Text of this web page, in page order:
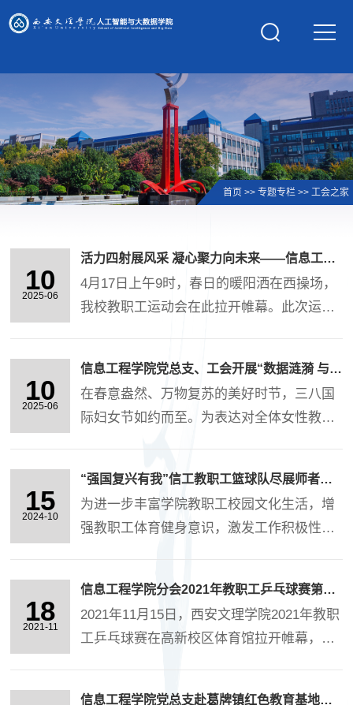
学校主页
首页 >> 专题专栏 >> 工会之家
10
2025-06
活力四射展风采 凝心聚力向未来——信息工程学院2025年教职工运动会圆满举行
4月17日上午9时，春日的暖阳洒在西操场，
我校教职工运动会在此拉开帷幕。此次运动
全校教职工踊跃参与，在赛场上挥洒汗水，
展现出团结协作、奋勇争先的精神风貌。 随
着一声哨响，8字跳大绳比赛率先开始。参赛
队员们鱼贯而入，轻盈地跳跃，动作整齐划
一。绳子在空中划出优美的弧线，与教职工
们的欢声笑语交织在一起，....
10
2025-06
信息工程学院党总支、工会开展“数据涟漪 与泥共舞”陶艺制作活动
在春意盎然、万物复苏的美好时节，三八国
际妇女节如约而至。为表达对全体女性教职
工会精心策划并举办了“数据涟漪 与泥共舞”
陶艺制作活动，为学院的女性老师们带来了
一场充满创意与欢乐的节日盛宴。 专业的陶
史、文化以及制作技巧。从陶土的选择、揉
捏，到造型的设计、塑造，再到最后的装
饰、烧制，每一个环节都讲解得细致入
15
2024-10
“强国复兴有我”信工教职工篮球队尽展师者风采
为进一步丰富学院教职工校园文化生活，增
强教职工体育健身意识，激发工作积极性和
祝中华人民共和国成立75周年“强国复兴有
我”教职工篮球比赛顺利开战。 信息工程学
院在队长王向阳书记带领下，组建了15人的
场上，信息工程学院代表队展现出了团队配
18
2021-11
信息工程学院分会2021年教职工乒乓球赛第一阶段比赛圆满结束
2021年11月15日，西安文理学院2021年教职
工乒乓球赛在高新校区体育馆拉开帷幕，本
信息工程学院党总支赴葛牌镇红色教育基地参观学习